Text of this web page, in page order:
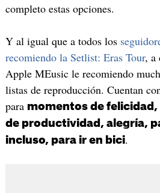
completo estas opciones.
Y al igual que a todos los
recomiendo la Setlist: Eras Tour, a
Apple MEusic le recomiendo
listas de reproducción. Cuentan
para momentos de
de productividad, alegría,
incluso, para ir en bici.